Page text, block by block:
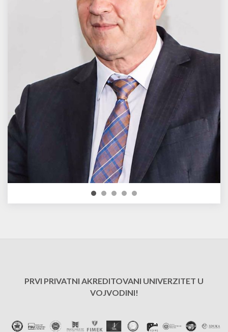
PRVI PRIVATNI AKREDITOVANI UNIVERZITET U
VOJVODINI!